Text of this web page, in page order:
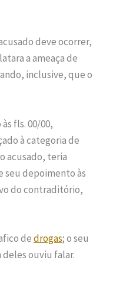
deve ocorrer,
a ameaça de
inclusive, que o
fls. 00/00,
à categoria de
acusado, teria
seu depoimento às
do contraditório,
dedrogas; o seu
deles ouviu falar.